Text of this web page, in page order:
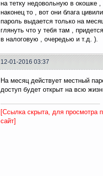
на тетку недовольную в окошке
наконец то , вот они блага
пароль выдается только на
глянуть что у тебя там ,
в налоговую , очередью и т.д. ).
12-01-2016 03:37
На месяц действует местный
доступ будет открыт на всю
[Ссылка скрыта, для просмотра
сайт]